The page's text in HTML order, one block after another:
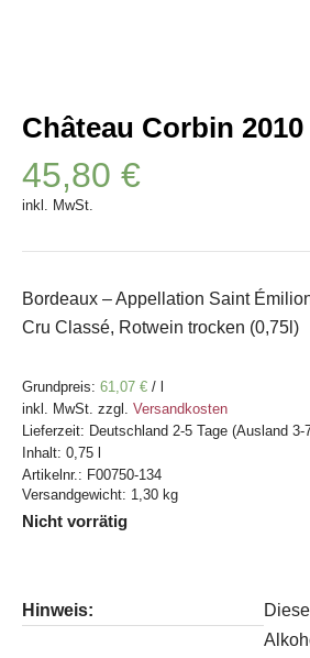
Château Corbin 2010
45,80 €
inkl. MwSt.
Bordeaux – Appellation Saint
Cru Classé, Rotwein trocken (0,75l)
Grundpreis: 61,07 € /
inkl. MwSt. zzgl. Versandkosten
Lieferzeit: Deutschland 2-5 Tage (Ausland 3-
Inhalt: 0,75
Artikelnr.: F00750-134
Versandgewicht: 1,30 kg
Nicht vorrätig
Hinweis: